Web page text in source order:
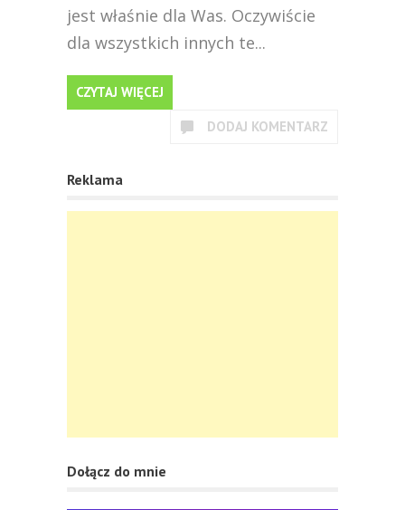
jest właśnie dla Was. Oczywiście
dla wszystkich innych te...
CZYTAJ WIĘCEJ
DODAJ KOMENTARZ
Reklama
Dołącz do mnie